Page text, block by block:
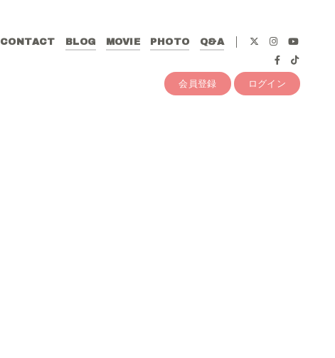
CONTACT BLOG MOVIE PHOTO Q&A
会員登録 ログイン